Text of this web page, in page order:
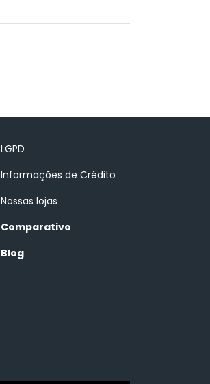
LGPD
Informações de Crédito
Nossas lojas
Comparativo
Blog